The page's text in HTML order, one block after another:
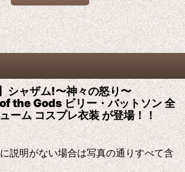
シャザム!〜神々の怒り〜
the Gods ビリー・バットソン 全
ーム コスプレ衣装 が登場！！
説明がない場合は写真の通りすべて含